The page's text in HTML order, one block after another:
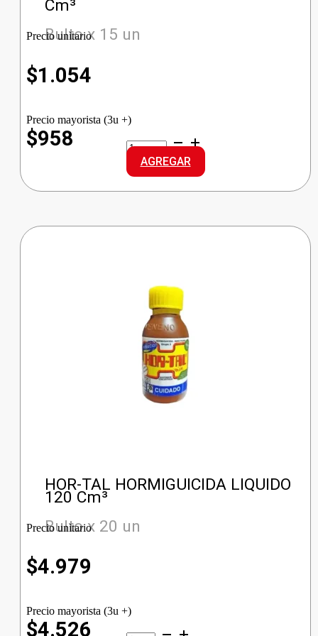
Cm³
Bulto x 15 un
Precio unitario
$1.054
Precio mayorista (3u +)
$958
HEROE
LAVAVAJILLAS
LIMON
cantidad
AGREGAR
HOR-TAL HORMIGUICIDA LIQUIDO
120 Cm³
Bulto x 20 un
Precio unitario
$4.979
Precio mayorista (3u +)
$4.526
HOR-